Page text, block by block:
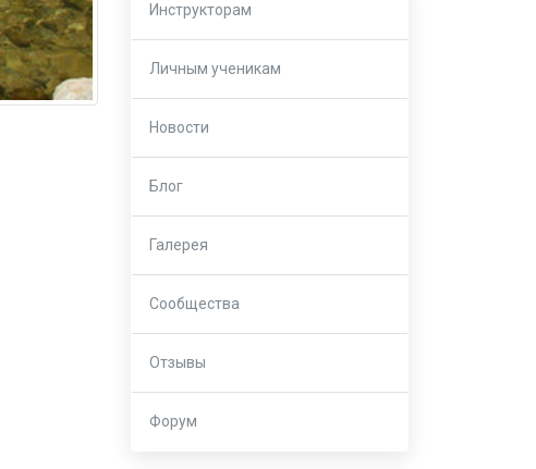
Инструкторам
Личным ученикам
Новости
Блог
Галерея
Сообщества
Отзывы
Форум